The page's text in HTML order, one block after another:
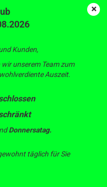
Kunden,
unserem Team zum
Auszeit.
Donnersatag.
täglich für Sie